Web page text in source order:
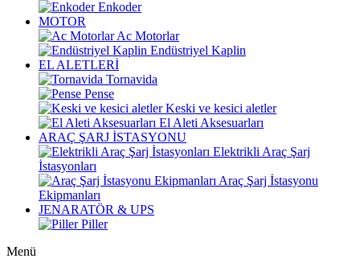
Enkoder
MOTOR
Ac Motorlar
Endüstriyel Kaplin
EL ALETLERİ
Tornavida
Pense
Keski ve kesici aletler
El Aleti Aksesuarları
ARAÇ ŞARJ İSTASYONU
Elektrikli Araç Şarj
İstasyonları
Araç Şarj İstasyonu
Ekipmanları
JENARATÖR & UPS
Piller
Menü